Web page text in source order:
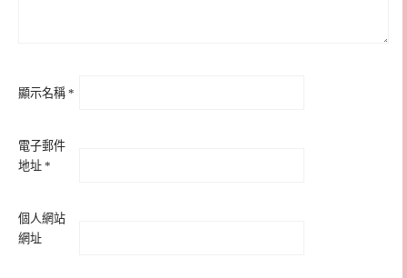
顯示名稱 *
電子郵件
地址 *
個人網站
網址